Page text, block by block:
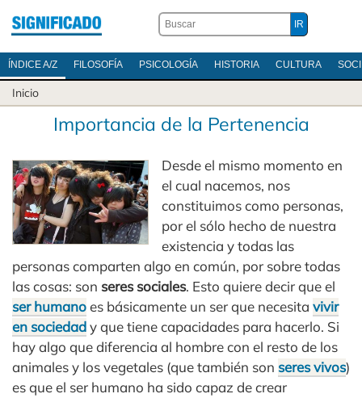
ÍNDICE A/Z FILOSOFÍA PSICOLOGÍA HISTORIA CULTURA
Inicio
Importancia de la Pertenencia
Desde el mismo momento en
el cual nacemos, nos
constituimos como personas,
por el sólo hecho de nuestra
existencia y todas las
personas comparten algo en común, por sobre todas
las cosas: son seres sociales. Esto quiere decir que el
ser humanoes básicamente un ser que necesita vivir
en sociedady que tiene capacidades para hacerlo. Si
hay algo que diferencia al hombre con el resto de los
animales y los vegetales (que también son seres vivos)
es que el ser humano ha sido capaz de crear